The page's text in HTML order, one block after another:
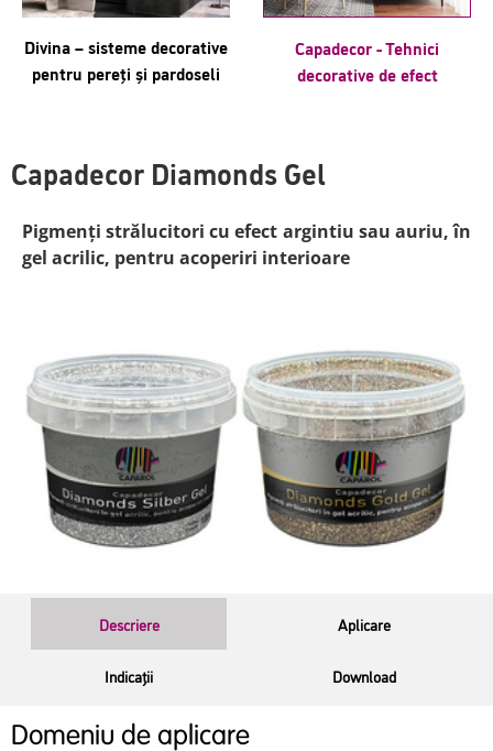
Divina – sisteme decorative
pentru pereți și pardoseli
Capadecor - Tehnici
decorative de efect
Capadecor Diamonds Gel
Pigmenți strălucitori cu efect argintiu sau auriu, în
gel acrilic, pentru acoperiri interioare
Descriere Aplicare
Indicații Download
Domeniu de aplicare